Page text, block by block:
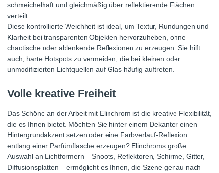
schmeichelhaft und gleichmäßig über reflektierende Flächen
verteilt.
Diese kontrollierte Weichheit ist ideal, um Textur, Rundungen und
Klarheit bei transparenten Objekten hervorzuheben, ohne
chaotische oder ablenkende Reflexionen zu erzeugen. Sie hilft
auch, harte Hotspots zu vermeiden, die bei kleinen oder
unmodifizierten Lichtquellen auf Glas häufig auftreten.
Volle kreative Freiheit
Das Schöne an der Arbeit mit Elinchrom ist die kreative Flexibilität,
die es Ihnen bietet. Möchten Sie hinter einem Dekanter einen
Hintergrundakzent setzen oder eine Farbverlauf-Reflexion
entlang einer Parfümflasche erzeugen? Elinchroms große
Auswahl an Lichtformern – Snoots, Reflektoren, Schirme, Gitter,
Diffusionsplatten – ermöglicht es Ihnen, die Szene genau nach